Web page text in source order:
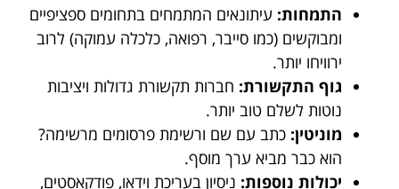
התמחות: עיתונאים המתמחים בתחומים ספציפיים
ומבוקשים (כמו סייבר, רפואה, כלכלה עמוקה) לרוב
ירוויחו יותר.
גוף התקשורת: חברות תקשורת גדולות ויציבות
נוטות לשלם טוב יותר.
מוניטין: כתב עם שם ורשימת פרסומים מרשימה?
הוא כבר מביא ערך מוסף.
יכולות נוספות: ניסיון בעריכת וידאו, פודקאסטים,